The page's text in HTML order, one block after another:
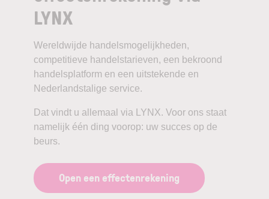
LYNX
Wereldwijde handelsmogelijkheden,
competitieve handelstarieven, een bekroond
handelsplatform en een uitstekende en
Nederlandstalige service.
Dat vindt u allemaal via LYNX. Voor ons staat
namelijk één ding voorop: uw succes op de
beurs.
Open een effectenrekening